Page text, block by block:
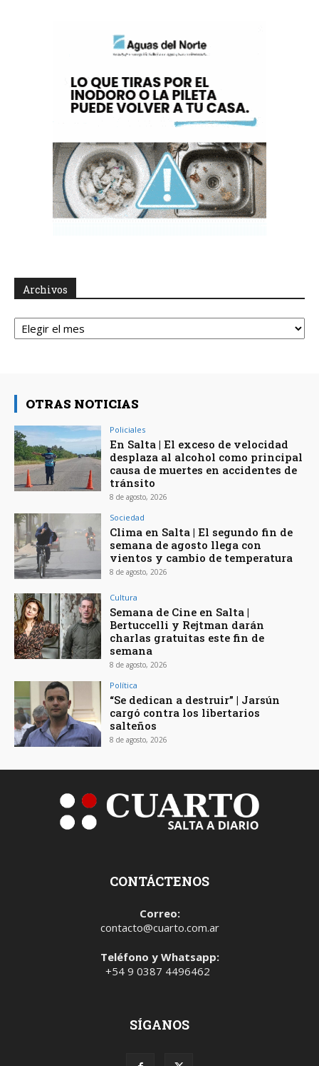
Archivos
Archivos
OTRAS NOTICIAS
Policiales
En Salta | El exceso de velocidad
desplaza al alcohol como principal
causa de muertes en accidentes de
tránsito
8 de agosto, 2026
Sociedad
Clima en Salta | El segundo fin de
semana de agosto llega con
vientos y cambio de temperatura
8 de agosto, 2026
Cultura
Semana de Cine en Salta |
Bertuccelli y Rejtman darán
charlas gratuitas este fin de
semana
8 de agosto, 2026
Política
“Se dedican a destruir” | Jarsún
cargó contra los libertarios
salteños
8 de agosto, 2026
CONTÁCTENOS
Correo:
contacto@cuarto.com.ar
Teléfono y Whatsapp:
+54 9 0387 4496462
SÍGANOS